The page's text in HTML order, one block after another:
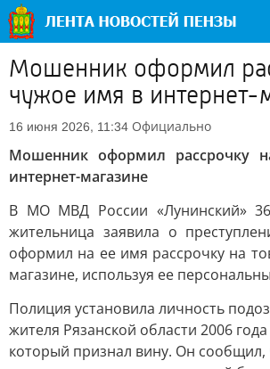
Мошенник оформил
чужое имя в интернет-
16 июня 2026, 11:34 Официально
Мошенник оформил рассрочку
интернет-магазине
В МО МВД России «Лунинский»
жительница заявила о
оформил на ее имя рассрочку на
магазине, используя ее
Полиция установила личность
жителя Рязанской области 2006
который признал вину. Он